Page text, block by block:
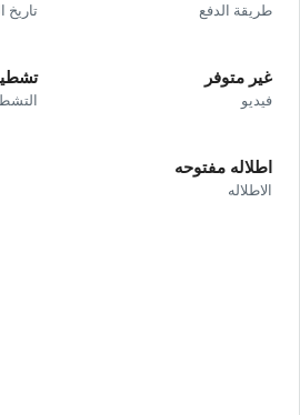
طريقة الدفع تاريخ
غير متوفر
فيديو
اطلاله مفتوحه
الاطلاله